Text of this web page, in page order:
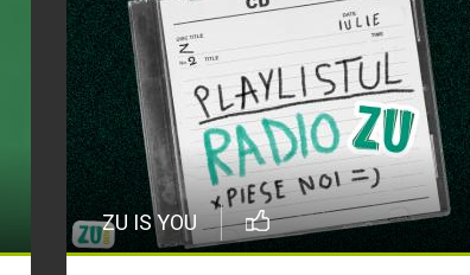
ZU IS YOU